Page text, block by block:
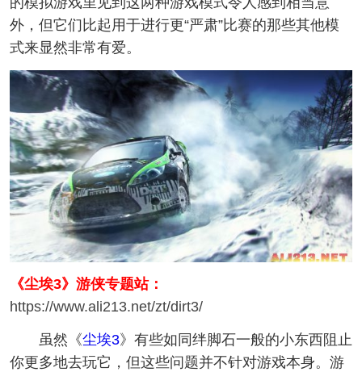
外，但它们比起用于进行更“严肃”比赛的那些其他模
式来显然非常有爱。
《尘埃3》游侠专题站：
https://www.ali213.net/zt/dirt3/
虽然《尘埃3》有些如同绊脚石一般的小东西阻止
你更多地去玩它，但这些问题并不针对游戏本身。游